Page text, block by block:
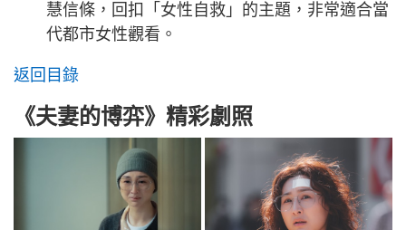
慧信條，回扣「女性自救」的主題，非常適合當
代都市女性觀看。
返回目錄
《夫妻的博弈》精彩劇照